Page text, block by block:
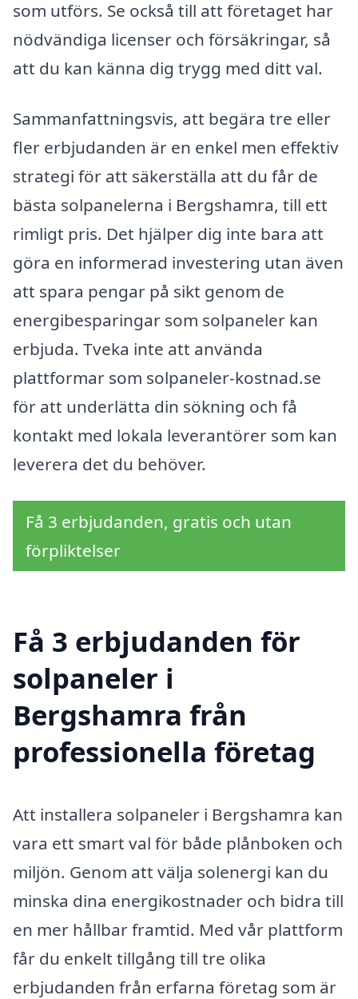
som utförs. Se också till att företaget har
nödvändiga licenser och försäkringar, så
att du kan känna dig trygg med ditt val.
Sammanfattningsvis, att begära tre eller
fler erbjudanden är en enkel men effektiv
strategi för att säkerställa att du får de
bästa solpanelerna i Bergshamra, till ett
rimligt pris. Det hjälper dig inte bara att
göra en informerad investering utan även
att spara pengar på sikt genom de
energibesparingar som solpaneler kan
erbjuda. Tveka inte att använda
plattformar som solpaneler-kostnad.se
för att underlätta din sökning och få
kontakt med lokala leverantörer som kan
leverera det du behöver.
Få 3 erbjudanden, gratis och utan
förpliktelser
Få 3 erbjudanden för
solpaneler i
Bergshamra från
professionella företag
Att installera solpaneler i Bergshamra kan
vara ett smart val för både plånboken och
miljön. Genom att välja solenergi kan du
minska dina energikostnader och bidra till
en mer hållbar framtid. Med vår plattform
får du enkelt tillgång till tre olika
erbjudanden från erfarna företag som är